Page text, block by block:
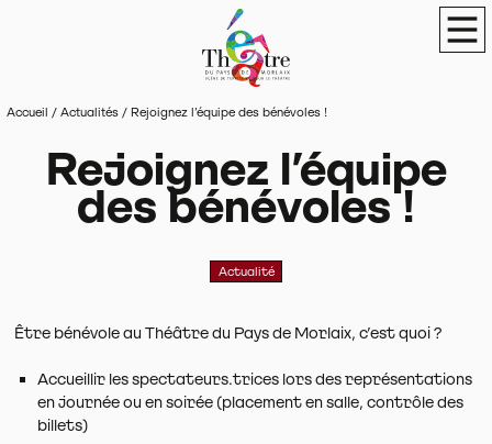
Théâtre du Pays de Morlaix Scène de
Accueil / Actualités / Rejoignez l’équipe des bénévoles !
Rejoignez l’équipe
des bénévoles !
Actualité
Être bénévole au Théâtre du Pays de Morlaix, c’est quoi ?
Accueillir les spectateurs.trices lors des représentations
en journée ou en soirée (placement en salle, contrôle des
billets)